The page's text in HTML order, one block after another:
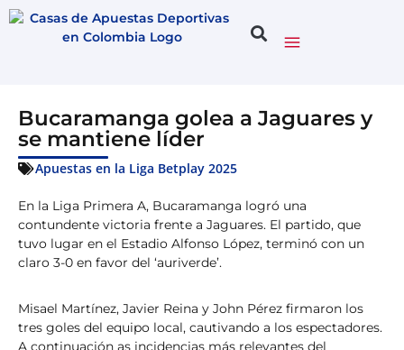
Bucaramanga golea a Jaguares y
se mantiene líder
Apuestas en la Liga Betplay 2025
En la Liga Primera A, Bucaramanga logró una
contundente victoria frente a Jaguares. El partido, que
tuvo lugar en el Estadio Alfonso López, terminó con un
claro 3-0 en favor del ‘auriverde’.
Misael Martínez, Javier Reina y John Pérez firmaron los
tres goles del equipo local, cautivando a los espectadores.
A continuación as incidencias más relevantes del